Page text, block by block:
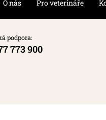
O nás Pro veterináře
podpora:
773 900